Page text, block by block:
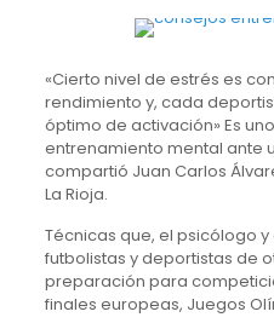
«Cierto nivel de estrés es
rendimiento y, cada
óptimo de activación» Es
entrenamiento mental ante
compartió Juan Carlos
La Rioja.
Técnicas que, el psicólogo
futbolistas y deportistas de
preparación para
finales europeas, Juegos